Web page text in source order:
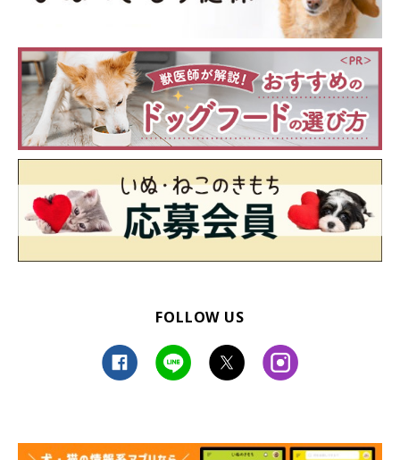
FOLLOW US